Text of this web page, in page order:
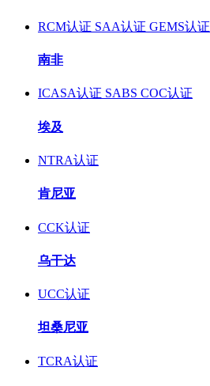
RCM认证 SAA认证 GEMS认证
南非
ICASA认证 SABS COC认证
埃及
NTRA认证
肯尼亚
CCK认证
乌干达
UCC认证
坦桑尼亚
TCRA认证